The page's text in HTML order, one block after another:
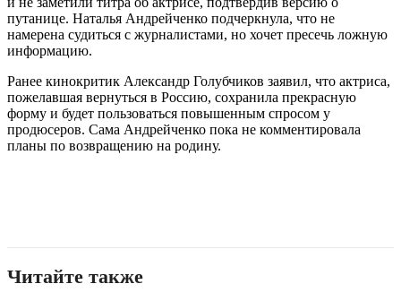
путанице. Наталья Андрейченко подчеркнула, что не
намерена судиться с журналистами, но хочет пресечь ложную
информацию.
Ранее кинокритик Александр Голубчиков заявил, что актриса,
пожелавшая вернуться в Россию, сохранила прекрасную
форму и будет пользоваться повышенным спросом у
продюсеров. Сама Андрейченко пока не комментировала
планы по возвращению на родину.
Читайте также